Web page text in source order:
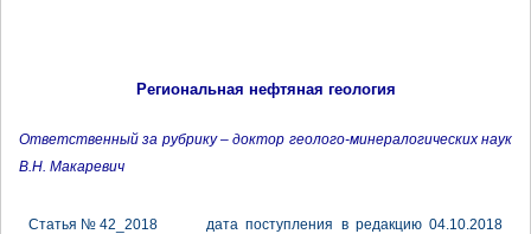
Региональная нефтяная геология
Ответственный за рубрику – доктор геолого-минералогических наук
В.Н. Макаревич
Статья № 42_2018
дата поступления в редакцию 04.10.2018